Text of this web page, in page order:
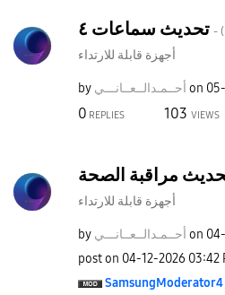
تحديث سماعات ٤ - (
أجهزة قابلة للارتداء
by أحــمـدالــعــانـــي on
0 REPLIES 103 VIEWS
أجهزة قابلة للارتداء
by أحــمـدالــعــانـــي on
post on ‎04-12-2026 03:42
SamsungModerator4